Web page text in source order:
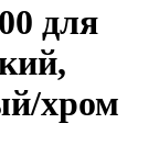
для
хром